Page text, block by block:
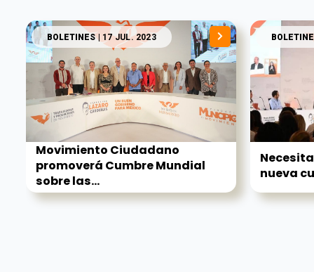
BOLETINES| 17 JUL. 2023
Movimiento Ciudadano
promoverá Cumbre Mundial
sobre las...
nueva